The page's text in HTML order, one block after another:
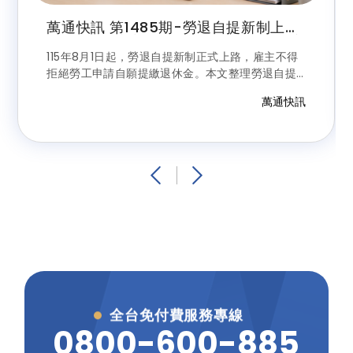
萬通快訊 第1485期-勞退自提新制上
路！8月起雇主不得拒絕勞工申請，最高
可自提6%享節稅優惠
115年8月1日起，勞退自提新制正式上路，雇主不得
拒絕勞工申請自願提繳退休金。本文整理勞退自提
請方式及雇主違規罰則，帶您一次掌握最新規定。
萬通快訊
全台免付費服務專線
0800-600-885